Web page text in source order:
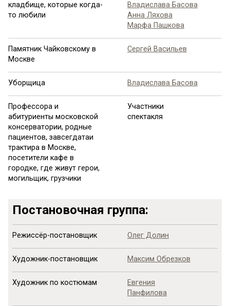
кладбище, которые когда-
то любили
Владислава Басова
Анна Ляхова
Марфа Пашкова
Памятник Чайковскому в
Москве
Сергей Васильев
Уборщица Владислава Басова
Профессора и
абитуриенты московской
консерватории, родные
пациентов, завсегдатаи
трактира в Москве,
посетители кафе в
городке, где живут герои,
могильщик, грузчики
Участники
спектакля
Постановочная группа:
Режиссёр-постановщик Олег Долин
Художник-постановщик Максим Обрезков
Художник по костюмам
Евгения
Панфилова